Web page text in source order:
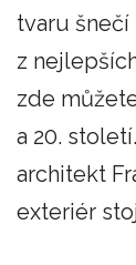
tvaru
z
zde
a 20.
architekt
exteriér